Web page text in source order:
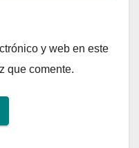
y web en este
que comente.